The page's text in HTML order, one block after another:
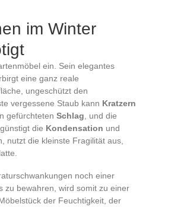
im Winter
ein. Sein elegantes
eine ganz reale
ungeschützt den
vergessene Staub kann Kratzern
gefürchteten Schlag , und die
die Kondensation und
nutzt die kleinste Fragilität aus,
noch einer
zu bewahren, wird somit zu einer
der Feuchtigkeit, der